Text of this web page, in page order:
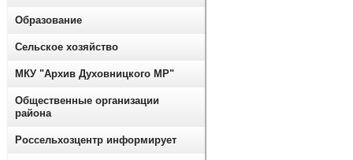
Образование
Сельское хозяйство
МКУ "Архив Духовницкого МР"
Общественные организации
района
Россельхозцентр информирует